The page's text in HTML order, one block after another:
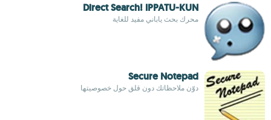
Direct Search! IPPATU-KUN
محرك بحث ياباني مفيد للغاية
Secure Notepad
دوّن ملاحظاتك دون قلق حول خصوصيتها